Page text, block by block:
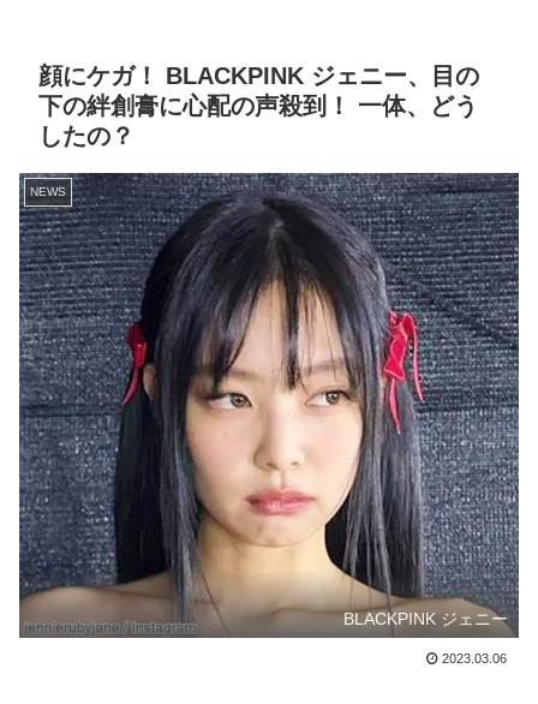
顔にケガ！ BLACKPINK ジェニー、目の
下の絆創膏に心配の声殺到！ 一体、どう
したの？
NEWS
BLACKPINK ジェニー
2023.03.06